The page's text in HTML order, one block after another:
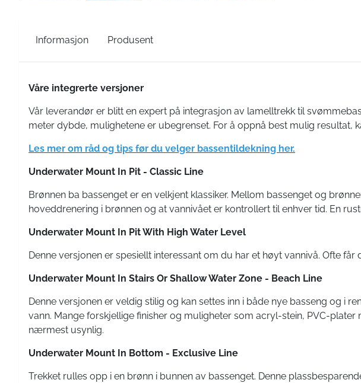
Informasjon Produsent
Våre integrerte versjoner
Vår leverandør er blitt en expert på integrasjon av lamelltrekk til
meter dybde, mulighetene er ubegrenset. For å oppnå best mulig resultat,
Les mer om råd og tips før du velger bassentildekning her.
Underwater Mount In Pit - Classic Line
Brønnen ba bassenget er en velkjent klassiker. Mellom bassenget og
hoveddrenering i brønnen og at vannivået er kontrollert til enhver tid. En
Underwater Mount In Pit With High Water Level
Denne versjonen er spesiellt interessant om du har et høyt vannivå. Ofte
Underwater Mount In Stairs Or Shallow Water Zone - Beach Line
Denne versjonen er veldig stilig og kan settes inn i både nye basseng og i
vann. Mange forskjellige finisher og muligheter som acryl-stein, PVC-
nærmest usynlig.
Underwater Mount In Bottom - Exclusive Line
Trekket rulles opp i en brønn i bunnen av bassenget. Denne